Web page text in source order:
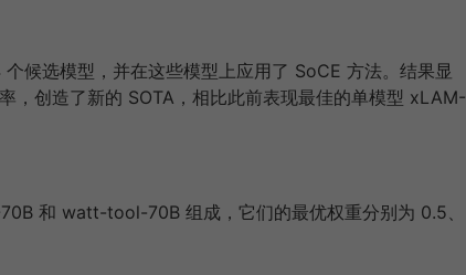
候选模型，并在这些模型上应用了 SoCE 方法。结果显
，创造了新的 SOTA，相比此前表现最佳的单模型 xLAM-
和 watt-tool-70B 组成，它们的最优权重分别为 0.5、